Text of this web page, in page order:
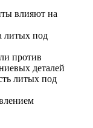
влияют на
литых под
против
деталей
литых под